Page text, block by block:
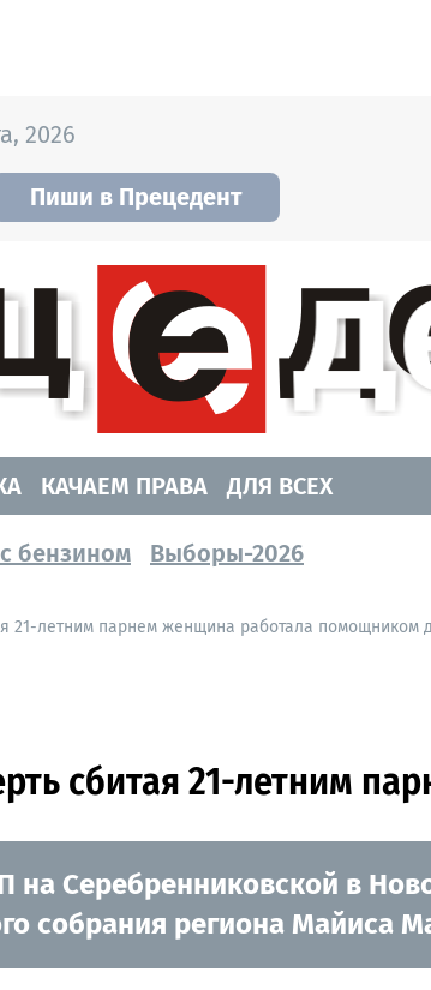
2026
Пиши в Прецедент
КАЧАЕМ ПРАВА ДЛЯ ВСЕХ
бензином Выборы-2026
21-летним парнем женщина работала помощником
сбитая 21-летним
на Серебренниковской в
собрания региона Майиса